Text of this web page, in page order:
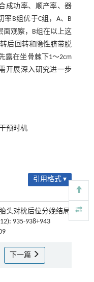
成功率、顺产率、器
B组优于C组，A、B
面观察，B组在以上这
后回转和隐性脐带脱
露在坐骨棘下1～2cm
开展深入研究进一步
预时机
引用格式 ▾
头对枕后位分娩结局
935-938+943
下一篇